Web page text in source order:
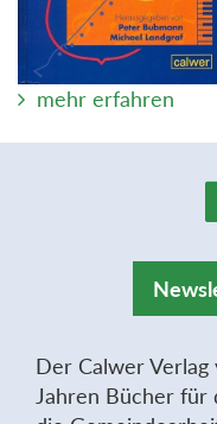
mehr erfahren
Der Calwer
Jahren Bücher für